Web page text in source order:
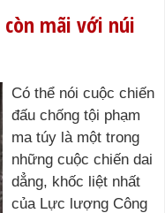
mãi với núi
Có thể nói cuộc chiến
đấu chống tội phạm
ma túy là một trong
những cuộc chiến dai
dẳng, khốc liệt nhất
của Lực lượng Công